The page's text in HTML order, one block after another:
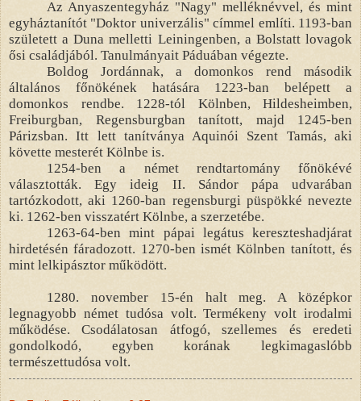
Az Anyaszentegyház "Nagy" melléknévvel, és mint
egyháztanítót "Doktor univerzális" címmel említi. 1193-ban
született a Duna melletti Leiningenben, a Bolstatt lovagok
ősi családjából. Tanulmányait Páduában végezte.
Boldog Jordánnak, a domonkos rend második
általános főnökének hatására 1223-ban belépett a
domonkos rendbe. 1228-tól Kölnben, Hildesheimben,
Freiburgban, Regensburgban tanított, majd 1245-ben
Párizsban. Itt lett tanítványa Aquinói Szent Tamás, aki
követte mesterét Kölnbe is.
1254-ben a német rendtartomány főnökévé
választották. Egy ideig II. Sándor pápa udvarában
tartózkodott, aki 1260-ban regensburgi püspökké nevezte
ki. 1262-ben visszatért Kölnbe, a szerzetébe.
1263-64-ben mint pápai legátus kereszteshadjárat
hirdetésén fáradozott. 1270-ben ismét Kölnben tanított, és
mint lelkipásztor működött.
1280. november 15-én halt meg. A középkor
legnagyobb német tudósa volt. Termékeny volt irodalmi
működése. Csodálatosan átfogó, szellemes és eredeti
gondolkodó, egyben korának legkimagaslóbb
természettudósa volt.